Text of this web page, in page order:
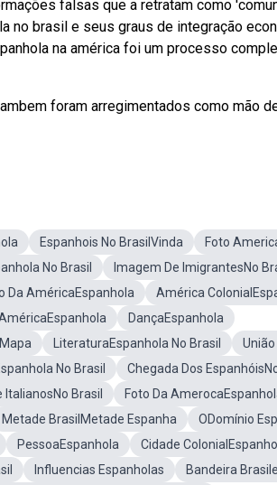
falsas que a retratam como
no brasil e seus graus de integração
na américa foi um processo
foram arregimentados como mão
Espanhois No BrasilVinda
Foto
No Brasil
Imagem De ImigrantesNo
Da AméricaEspanhola
América
DançaEspanhola
LiteraturaEspanhola No Brasil
União
No Brasil
Chegada Dos
ItalianosNo Brasil
Foto Da
Metade BrasilMetade Espanha
ODomínio
PessoaEspanhola
Cidade
Influencias Espanholas
Bandeira